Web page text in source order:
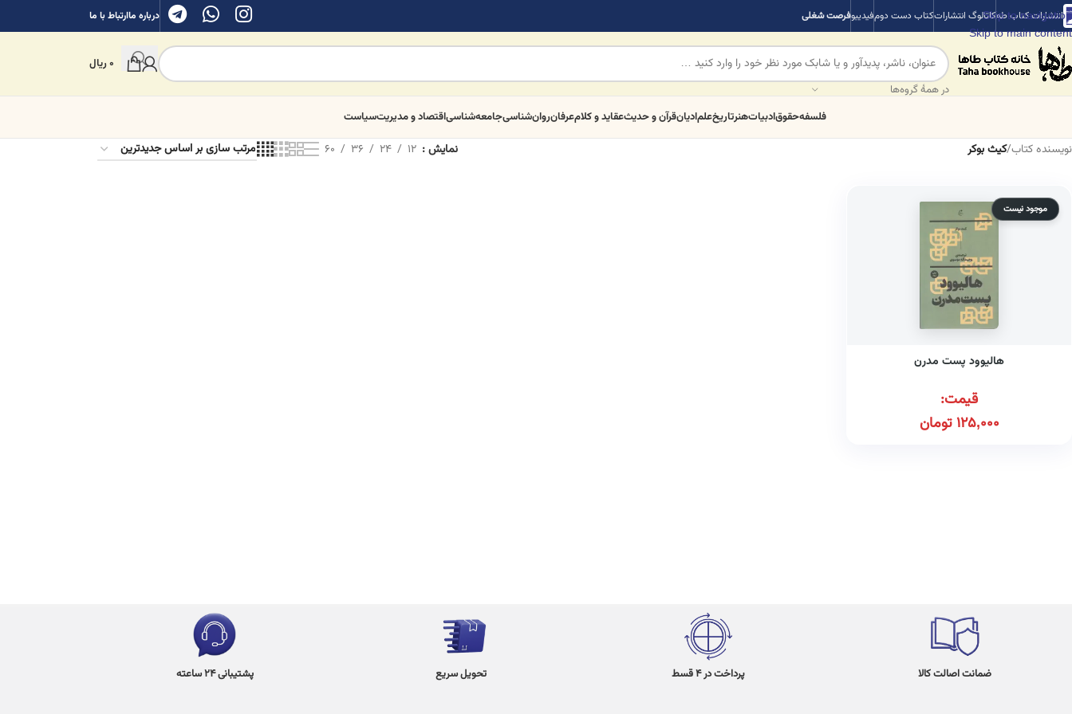
Skip to navigation
Skip to main content
انتشارات کتاب طهکاتالوگ انتشاراتکتاب دست دومفیدیبوفرصت شغلی درباره ماارتباط با ما
در همهٔ گروه‌ها
0ریال
فلسفهحقوقادبیاتهنرتاریخعلمادیانقرآن و حدیثعقاید و کلامعرفانروان‌شناسیجامعه‌شناسیاقتصاد و مدیریتسیاست
نویسنده کتاب/کیث بوکر نمایش 12
24
36
60
موجود نیست
هالیوود پست مدرن
قیمت:
125,000تومان
ضمانت اصالت کالا پرداخت در 4 قسط تحویل سریع پشتیبانی 24 ساعته